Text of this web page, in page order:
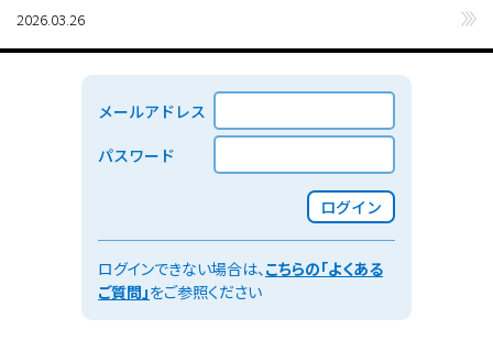
2026.03.26
メールアドレス
パスワード
ログイン
ログインできない場合は、こちらの「よくある
ご質問」をご参照ください